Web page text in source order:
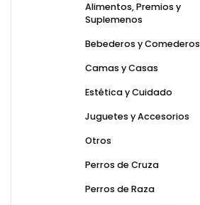
Alimentos, Premios y
Suplemenos
Bebederos y Comederos
Camas y Casas
Estética y Cuidado
Juguetes y Accesorios
Otros
Perros de Cruza
Perros de Raza